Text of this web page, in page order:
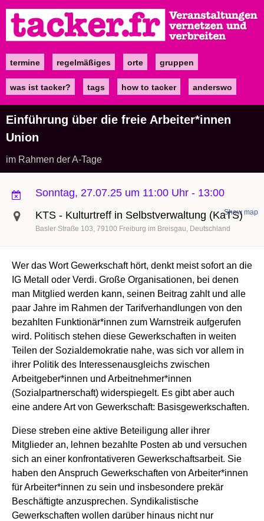
zum
Inhalt
Maintermine regelmäßiges orte gruppen
was ist tacker? tags how to tacker anderswo
Einführung über die freie Arbeiter*innen
Union
im Rahmen der A-Tage
Sonntag, 27.07.25 um 11:00 Uhr - 13:00
KTS - Kulturtreff in Selbstverwaltung (KaTS)
Basler Straße 103 79100 Freiburg im Breisgau Deutschland
Show map
Wer das Wort Gewerkschaft hört, denkt meist sofort an die
IG Metall oder Verdi. Große Organisationen, bei denen
man Mitglied werden kann, seinen Beitrag zahlt und alle
paar Jahre im Rahmen der Tarifverhandlungen von den
bezahlten Funktionär*innen zum Warnstreik aufgerufen
wird. Politisch stehen diese Gewerkschaften in weiten
Teilen der Sozialdemokratie nahe, was sich vor allem in
ihrer Politik des Interessenausgleichs zwischen
Arbeitgeber*innen und Arbeitnehmer*innen
(Sozialpartnerschaft) widerspiegelt. Es gibt aber auch
eine andere Art von Gewerkschaft: Basisgewerkschaften.
Diese streben eine aktive Beteiligung aller ihrer
Mitglieder an, lehnen bezahlte Posten ab und versuchen
sich an einer konfrontativeren Gewerkschaftsarbeit. Sie
haben den Anspruch Gewerkschaften von Arbeiter*innen
für Arbeiter*innen zu sein und insbesondere prekär
Beschäftigte anzusprechen. Syndikalistische
Gewerkschaften wollen darüber hinaus nicht nur